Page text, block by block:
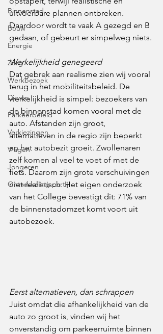
Binnenstad
Bouw
Energie
Zorg
Werkbezoek
Dieren
Parkeerbeleid
Verkiezingen
Vragen
Jongeren
Ontwikkeling partij
uitvoerbare plannen ontbreken.
Daardoor wordt te vaak A gezegd en B
gedaan, of gebeurt er simpelweg niets.
Werkelijkheid genegeerd
Dat gebrek aan realisme zien wij vooral
terug in het mobiliteitsbeleid. De
werkelijkheid is simpel: bezoekers van
de binnenstad komen vooral met de
auto. Afstanden zijn groot,
alternatieven in de regio zijn beperkt
en het autobezit groeit. Zwollenaren
zelf komen al veel te voet of met de
fiets. Daarom zijn grote verschuivingen
niet realistisch. Het eigen onderzoek
van het College bevestigt dit: 71% van
de binnenstadomzet komt voort uit
autobezoek.
Eerst alternatieven, dan schrappen
Juist omdat die afhankelijkheid van de
auto zo groot is, vinden wij het
onverstandig om parkeerruimte binnen